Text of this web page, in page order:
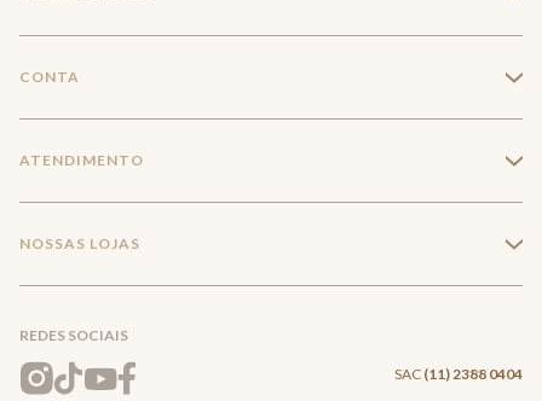
Trabalhe conosco
Mapa do Site
CONTA +
Meus pedidos
Wishlist
ATENDIMENTO +
Entrega e Frete
NOSSAS LOJAS +
REDES SOCIAIS
SAC (11) 2388 0404